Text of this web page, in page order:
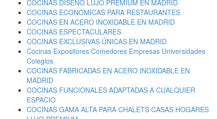
COCINAS DISEÑO LUJO PREMIUM EN MADRID
COCINAS ECONOMICAS PARA RESTAURANTES
COCINAS EN ACERO INOXIDABLE EN MADRID
COCINAS ESPECTACULARES
COCINAS EXCLUSIVAS ÚNICAS EN MADRID
Cocinas Expositores Comedores Empresas Universidades
Colegios
COCINAS FABRICADAS EN ACERO INOXIDABLE EN
MADRID
COCINAS FUNCIONALES ADAPTADAS A CUALQUIER
ESPACIO
COCINAS GAMA ALTA PARA CHALETS CASAS HOGARES